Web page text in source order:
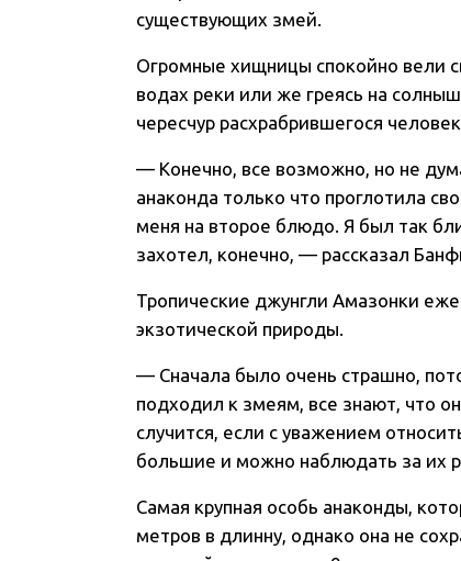
существующих змей.
Огромные хищницы спокойно вели
водах реки или же греясь на
чересчур расхрабрившегося
— Конечно, все возможно, но не
анаконда только что проглотила
меня на второе блюдо. Я был так
захотел, конечно, — рассказал
Тропические джунгли Амазонки
экзотической природы.
— Сначала было очень страшно,
подходил к змеям, все знают, что
случится, если с уважением
большие и можно наблюдать за их
Самая крупная особь анаконды,
метров в длинну, однако она не